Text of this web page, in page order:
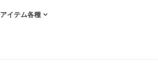
アイテム各種